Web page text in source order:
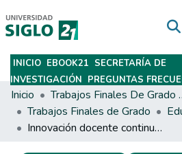
Subir
INICIO EBOOK21 SECRETARÍA DE
INVESTIGACIÓN PREGUNTAS
Inicio
Trabajos
Trabajos Finales de Grado
Innovación docente continua, un cambio de mirada a las prácticas de enseñanza.